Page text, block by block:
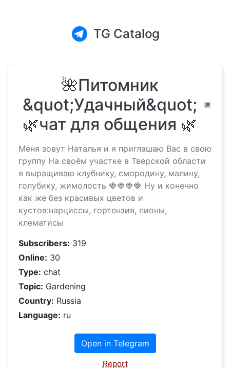
TG Catalog
🌺Питомник
&quot;Удачный&quot;
🌿чат для общения 🌿
Меня зовут Наталья и я приглашаю Вас в свою
группу На своём участке в Тверской области
я выращиваю клубнику, смородину, малину,
голубику, жимолость 🍓🍓🍓🍓 Ну и конечно
как же без красивых цветов и
кустов:нарциссы, гортензия, пионы,
клематисы
Subscribers: 319
Online: 30
Type: chat
Topic: Gardening
Country: Russia
Language: ru
Open in Telegram
Report